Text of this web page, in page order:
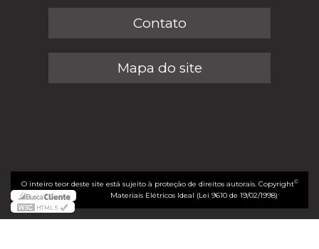
Contato
Mapa do site
O inteiro teor deste site está sujeito à proteção de direitos autorais. Copyright©
Materiais Elétricos Ideal (Lei 9610 de 19/02/1998)